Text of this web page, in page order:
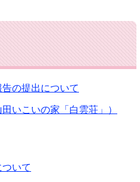
の提出について
いこいの家「白雲荘」）
いて